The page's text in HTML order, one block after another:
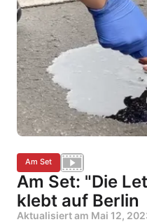
Am Set
Am Set: "Die
klebt auf Berlin
Aktualisiert am Mai 12,